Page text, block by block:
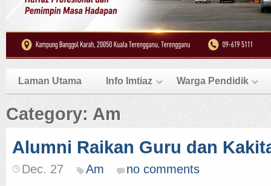
Laman Utama Info Imtiaz Warga Pendidik
Category: Am
Alumni Raikan Guru dan
Dec. 27 Am no comments